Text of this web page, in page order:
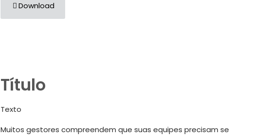
Download
Título
Texto
Muitos gestores compreendem que suas equipes precisam se